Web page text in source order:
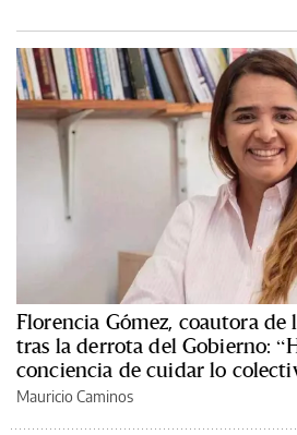
Florencia Gómez, coautora de
tras la derrota del Gobierno:
conciencia de cuidar lo
Mauricio Caminos